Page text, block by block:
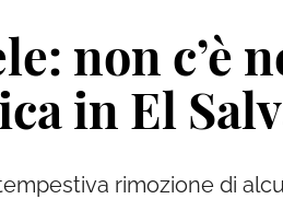
non c’è
in El
rimozione di